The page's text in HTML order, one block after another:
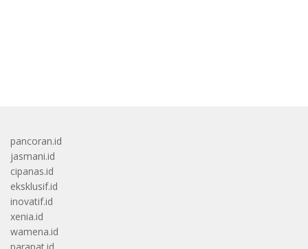
pancoran.id
jasmani.id
cipanas.id
eksklusif.id
inovatif.id
xenia.id
wamena.id